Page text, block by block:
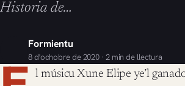
Historia de…
Formientu
8 d'ochobre de 2020 · 2 min de llectura
l músicu Xune Elipe ye’l